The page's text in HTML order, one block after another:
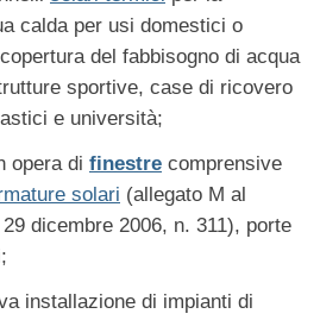
calda per usi domestici o
del fabbisogno di acqua
sportive, case di ricovero
e università;
opera di finestre comprensive
solari (allegato M al
dicembre 2006, n. 311), porte
installazione di impianti di